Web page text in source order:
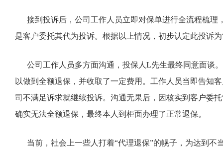
接到投诉后，公司工作人员立即对保单进行全流程梳理
是客户委托其代为投诉。根据以上情况，初步认定此投诉
公司工作人员多方面沟通，投保人L先生最终同意面谈
以做到全额退保，并收取了一定费用。工作人员当即告知
司不满足诉求就继续投诉。沟通无果后，因核实到客户委
确实无法全额退保，最终本人到柜面办理了正常退保。
当前，社会上一些人打着“代理退保”的幌子，为达到不